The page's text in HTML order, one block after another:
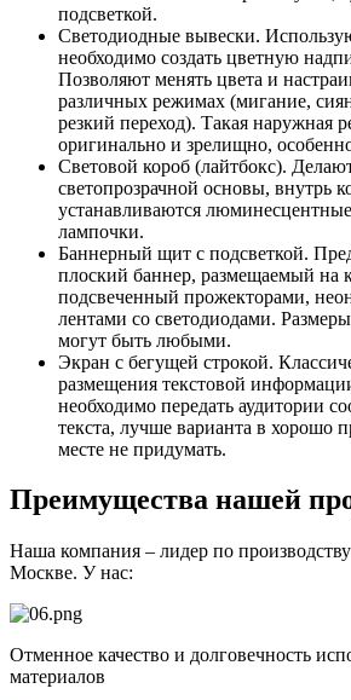
подсветкой.
Светодиодные вывески.
необходимо создать цветную
Позволяют менять цвета и
различных режимах (мигание,
резкий переход). Такая наружная
оригинально и зрелищно,
Световой короб (лайтбокс).
светопрозрачной основы, внутрь
устанавливаются
лампочки.
Баннерный щит с подсветкой.
плоский баннер, размещаемый на
подсвеченный прожекторами,
лентами со светодиодами.
могут быть любыми.
Экран с бегущей строкой.
размещения текстовой
необходимо передать аудитории
текста, лучше варианта в хорошо
месте не придумать.
Преимущества нашей
Наша компания – лидер по
Москве. У нас:
Отменное качество и долговечность
материалов